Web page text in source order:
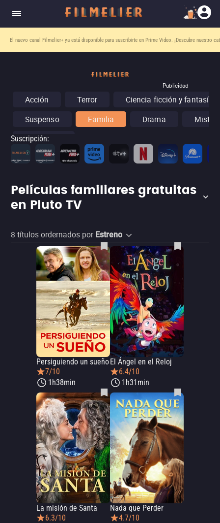
El nuevo canal Filmelier+ ya está disponible para suscribirte en Prime Video. ¡Descubre nuestro
Publicidad
Acción Terror
Ciencia ficción y fantasía
Suspenso
Familia Drama
Conciertos
Suscripción:
Películas familiares gratuitas
en Pluto TV
8 títulos ordernados por Estreno
Persiguiendo un sueño
7/10
1h38min
El Ángel en el Reloj
6.4/10
1h31min
La misión de Santa
6.3/10
Nada que Perder
4.7/10